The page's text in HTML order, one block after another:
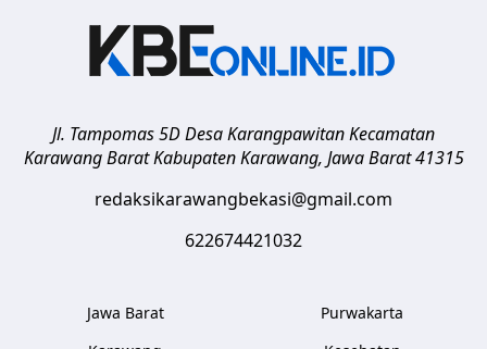
Jl. Tampomas 5D Desa Karangpawitan Kecamatan
Karawang Barat Kabupaten Karawang, Jawa Barat 41315
redaksikarawangbekasi@gmail.com
622674421032
Jawa Barat
Purwakarta